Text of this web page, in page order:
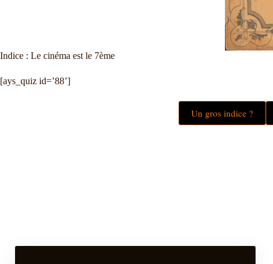
Indice : Le cinéma est le 7ème
[ays_quiz id=’88’]
Un gros indice ?